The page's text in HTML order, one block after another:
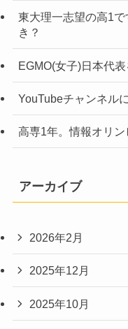
東大理一志望の高1
き？
EGMO(女子)日本代
YouTubeチャンネル
高専1年。情報オリン
アーカイブ
2026年2月
2025年12月
2025年10月